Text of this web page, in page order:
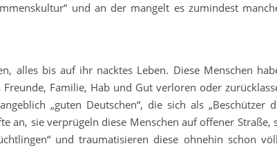
und an der mangelt es zumindest
alles bis auf ihr nacktes Leben. Diese Menschen
Familie, Hab und Gut verloren oder
„guten Deutschen“, die sich als „Beschützer
an, sie verprügeln diese Menschen auf offener Straße,
und traumatisieren diese ohnehin schon